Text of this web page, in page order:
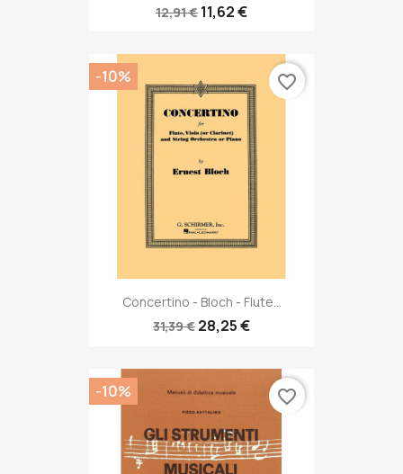
12,91 € 11,62 €
Concertino - Bloch - Flute...
31,39 € 28,25 €
-10% favorite_border
-10% favorite_border